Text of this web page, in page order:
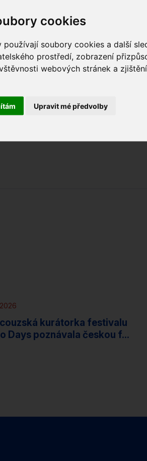
cookies
soubory cookies a další
prostředí, zobrazení
webových stránek a
Upravit mé předvolby
Jedenapadesátiletý
kavkazské oblasti chce
kurátorka festivalu
Days poznávala českou f...